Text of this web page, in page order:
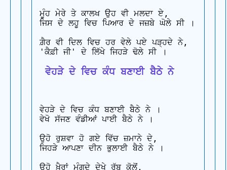
ਮੂੰਹ ਮੇਰੇ ਤੇ ਕਾਲਖ ਉਹ ਵੀ ਮਲਦਾ ਏ,
ਜਿਸ ਦੇ ਲਹੂ ਵਿਚ ਪਿਆਰ ਦੇ ਜਜ਼ਬੇ ਘੋਲੇ ਸੀ ।
ਗ਼ੈਰ ਵੀ ਦਿਲ ਵਿਚ ਹਰ ਵੇਲੇ ਪਏ ਪੜ੍ਹਦੇ ਨੇ,
ਵੇਹੜੇ ਦੇ ਵਿਚ ਕੰਧ ਬਣਾਈ ਬੈਠੇ ਨੇ
ਵੇਹੜੇ ਦੇ ਵਿਚ ਕੰਧ ਬਣਾਈ ਬੈਠੇ ਨੇ ।
ਵੇਖੋ ਸੱਜਣ ਵੰਡੀਆਂ ਪਾਈ ਬੈਠੇ ਨੇ ।
ਉਹੋ ਰੁਸ਼ਵਾ ਹੋ ਗਏ ਵਿੱਚ ਜ਼ਮਾਨੇ ਦੇ,
ਜਿਹੜੇ ਆਪਣਾ ਦੀਨ ਭੁਲਾਈ ਬੈਠੇ ਨੇ ।
ਉਹੋ ਖ਼ੈਰਾਂ ਮੰਗਦੇ ਦੇਖੇ ਰੱਬ ਕੋਲੋਂ,